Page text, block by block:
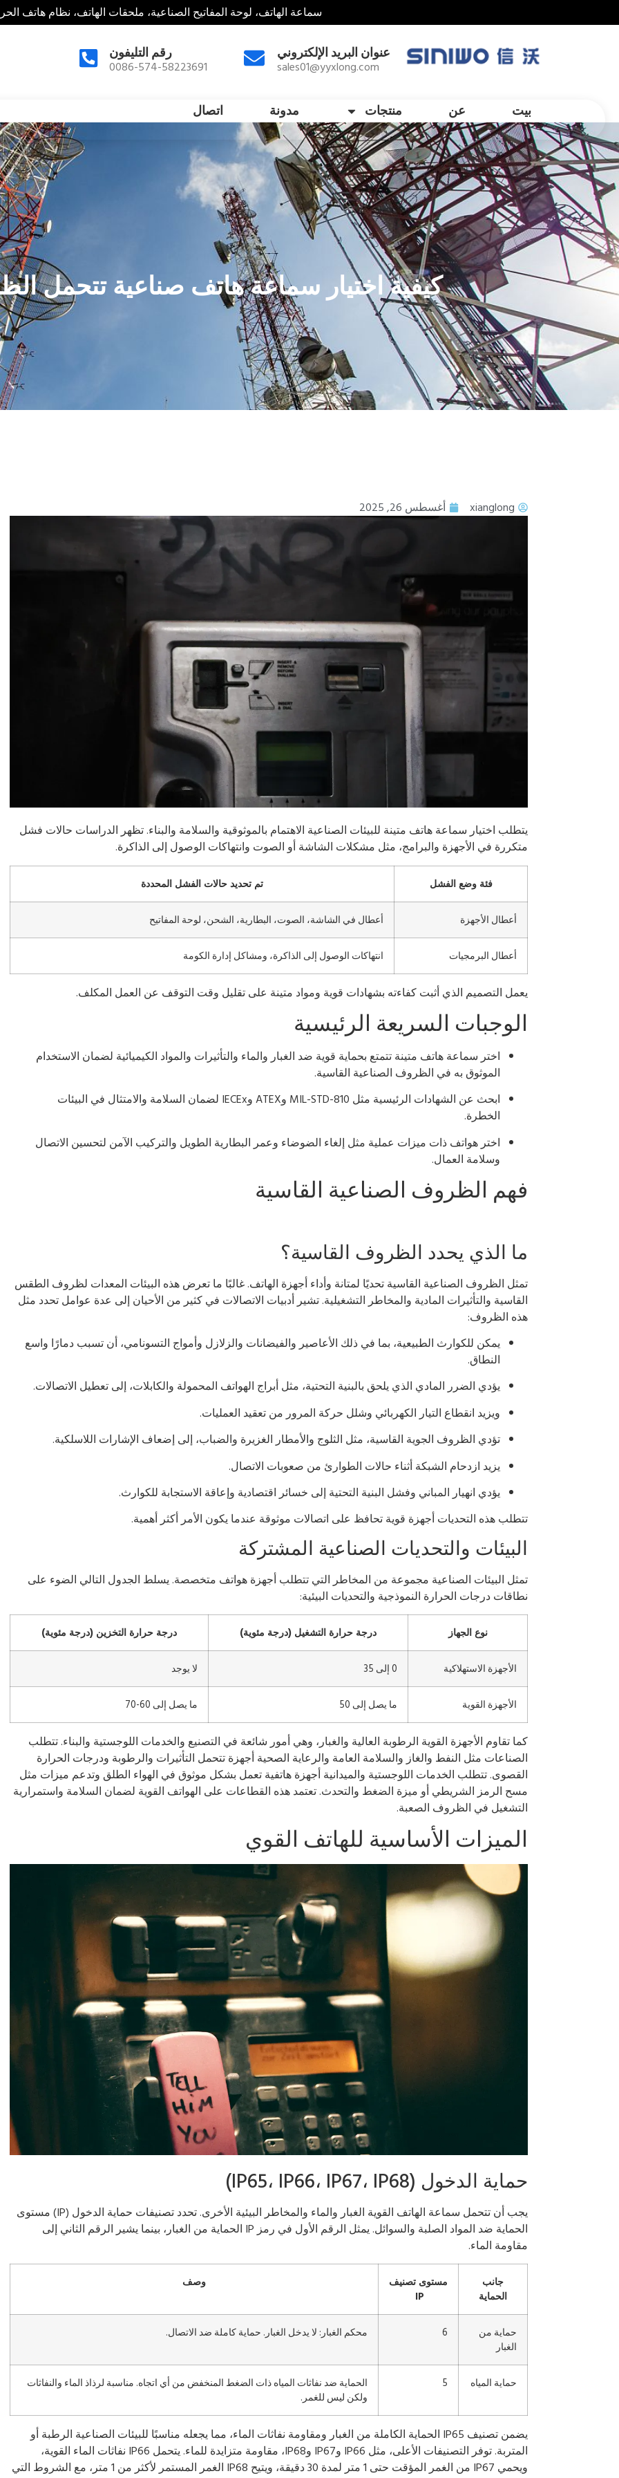
سماعة الهاتف، لوحة المفاتيح الصناعية، ملحقات الهاتف، نظام هاتف
عنوان البريد الإلكتروني
sales01@yyxlong.com
رقم التليفون
0086-574-58223691
بيت عن منتجات مدونة اتصال
كيفية اختيار سماعة هاتف صناعية تتحمل
xianglong أغسطس 26, 2025
يتطلب اختيار سماعة هاتف متينة للبيئات الصناعية الاهتمام بالموثوقية والسلامة والبناء. تظهر الدراسات حالات فشل
متكررة في الأجهزة والبرامج، مثل مشكلات الشاشة أو الصوت وانتهاكات الوصول إلى الذاكرة.
فئة وضع الفشل تم تحديد حالات الفشل المحددة
أعطال الأجهزة أعطال في الشاشة، الصوت، البطارية، الشحن، لوحة المفاتيح
أعطال البرمجيات انتهاكات الوصول إلى الذاكرة، ومشاكل إدارة الكومة
يعمل التصميم الذي أثبت كفاءته بشهادات قوية ومواد متينة على تقليل وقت التوقف عن العمل المكلف.
الوجبات السريعة الرئيسية
اختر سماعة هاتف متينة تتمتع بحماية قوية ضد الغبار والماء والتأثيرات والمواد الكيميائية لضمان الاستخدام
الموثوق به في الظروف الصناعية القاسية.
ابحث عن الشهادات الرئيسية مثل MIL-STD-810 وATEX وIECEx لضمان السلامة والامتثال في البيئات
الخطرة.
اختر هواتف ذات ميزات عملية مثل إلغاء الضوضاء وعمر البطارية الطويل والتركيب الآمن لتحسين الاتصال
وسلامة العمال.
فهم الظروف الصناعية القاسية
ما الذي يحدد الظروف القاسية؟
تمثل الظروف الصناعية القاسية تحديًا لمتانة وأداء أجهزة الهاتف. غالبًا ما تعرض هذه البيئات المعدات لظروف الطقس
القاسية والتأثيرات المادية والمخاطر التشغيلية. تشير أدبيات الاتصالات في كثير من الأحيان إلى عدة عوامل تحدد مثل
هذه الظروف:
يمكن للكوارث الطبيعية، بما في ذلك الأعاصير والفيضانات والزلازل وأمواج التسونامي، أن تسبب دمارًا واسع
النطاق.
يؤدي الضرر المادي الذي يلحق بالبنية التحتية، مثل أبراج الهواتف المحمولة والكابلات، إلى تعطيل الاتصالات.
ويزيد انقطاع التيار الكهربائي وشلل حركة المرور من تعقيد العمليات.
تؤدي الظروف الجوية القاسية، مثل الثلوج والأمطار الغزيرة والضباب، إلى إضعاف الإشارات اللاسلكية.
يزيد ازدحام الشبكة أثناء حالات الطوارئ من صعوبات الاتصال.
يؤدي انهيار المباني وفشل البنية التحتية إلى خسائر اقتصادية وإعاقة الاستجابة للكوارث.
تتطلب هذه التحديات أجهزة قوية تحافظ على اتصالات موثوقة عندما يكون الأمر أكثر أهمية.
البيئات والتحديات الصناعية المشتركة
تمثل البيئات الصناعية مجموعة من المخاطر التي تتطلب أجهزة هواتف متخصصة. يسلط الجدول التالي الضوء على
نطاقات درجات الحرارة النموذجية والتحديات البيئية:
نوع الجهاز درجة حرارة التشغيل (درجة مئوية) درجة حرارة التخزين (درجة مئوية)
الأجهزة الاستهلاكية 0 إلى 35 لا يوجد
الأجهزة القوية ما يصل إلى 50 ما يصل إلى 60-70
كما تقاوم الأجهزة القوية الرطوبة العالية والغبار، وهي أمور شائعة في التصنيع والخدمات اللوجستية والبناء. تتطلب
الصناعات مثل النفط والغاز والسلامة العامة والرعاية الصحية أجهزة تتحمل التأثيرات والرطوبة ودرجات الحرارة
القصوى. تتطلب الخدمات اللوجستية والميدانية أجهزة هاتفية تعمل بشكل موثوق في الهواء الطلق وتدعم ميزات مثل
مسح الرمز الشريطي أو ميزة الضغط والتحدث. تعتمد هذه القطاعات على الهواتف القوية لضمان السلامة واستمرارية
التشغيل في الظروف الصعبة.
الميزات الأساسية للهاتف القوي
حماية الدخول (IP65، IP66، IP67، IP68)
يجب أن تتحمل سماعة الهاتف القوية الغبار والماء والمخاطر البيئية الأخرى. تحدد تصنيفات حماية الدخول (IP) مستوى
الحماية ضد المواد الصلبة والسوائل. يمثل الرقم الأول في رمز IP الحماية من الغبار، بينما يشير الرقم الثاني إلى
مقاومة الماء.
جانب
الحماية
مستوى تصنيف
IP
وصف
حماية من
الغبار
6 محكم الغبار: لا يدخل الغبار. حماية كاملة ضد الاتصال.
حماية المياه 5
الحماية ضد نفاثات المياه ذات الضغط المنخفض من أي اتجاه. مناسبة لرذاذ الماء والنفاثات
ولكن ليس للغمر.
يضمن تصنيف IP65 الحماية الكاملة من الغبار ومقاومة نفاثات الماء، مما يجعله مناسبًا للبيئات الصناعية الرطبة أو
المتربة. توفر التصنيفات الأعلى، مثل IP66 وIP67 وIP68، مقاومة متزايدة للماء. يتحمل IP66 نفاثات الماء القوية،
ويحمي IP67 من الغمر المؤقت حتى 1 متر لمدة 30 دقيقة، ويتيح IP68 الغمر المستمر لأكثر من 1 متر، مع الشروط التي